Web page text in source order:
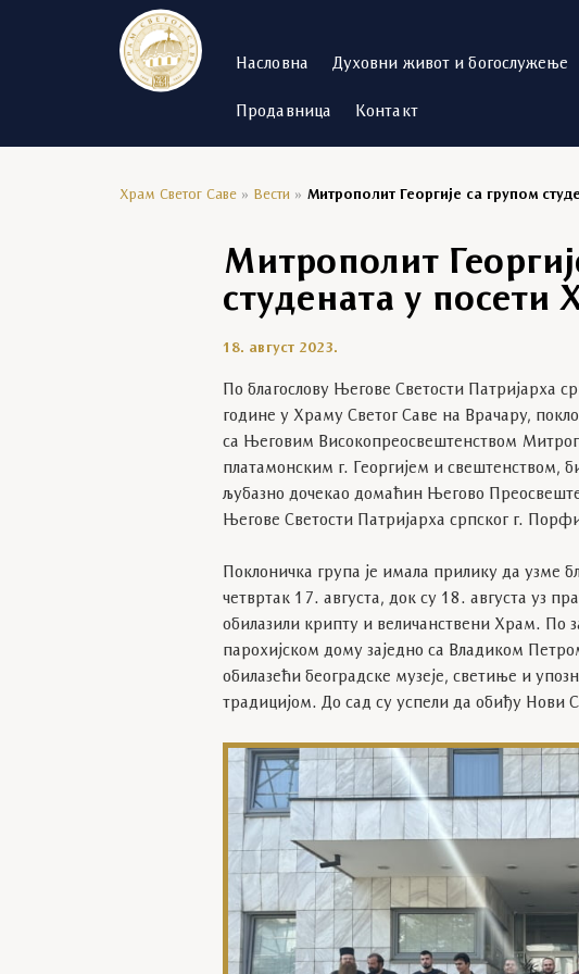
Насловна Духовни живот и богослужење
Продавница Контакт
Храм Светог Саве » Вести » Митрополит Георгије са групом
Митрополит
студената у посети
18. август 2023.
По благослову Његове Светости Патријарха
године у Храму Светог Саве на Врачару,
са Његовим Високопреосвештенством
платамонским г. Георгијем и свештенством,
љубазно дочекао домаћин Његово
Његове Светости Патријарха српског г.
Поклоничка група је имала прилику да узме
четвртак 17. августа, док су 18. августа уз
обилазили крипту и величанствени Храм. По
парохијском дому заједно са Владиком
обилазећи београдске музеје, светиње и
традицијом. До сад су успели да обиђу